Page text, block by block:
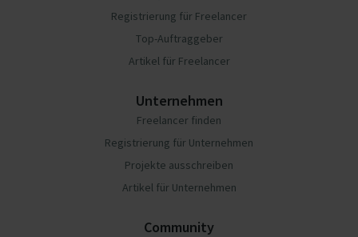
Registrierung für Freelancer
Top-Auftraggeber
Artikel für Freelancer
Unternehmen
Freelancer finden
Registrierung für Unternehmen
Projekte ausschreiben
Artikel für Unternehmen
Community